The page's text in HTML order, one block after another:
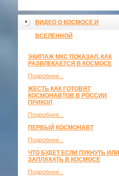
ВИДЕО О КОСМОСЕ И
ВСЕЛЕННОЙ
ЭКИПАЖ МКС ПОКАЗАЛ, КАК
РАЗВЛЕКАЕТСЯ В КОСМОСЕ
Подробнее...
ЖЕСТЬ КАК ГОТОВЯТ
КОСМОНАВТОВ В РОССИИ
ПРИКОЛ
Подробнее...
ПЕРВЫЙ КОСМОНАВТ
Подробнее...
ЧТО БУДЕТ ЕСЛИ ПУКНУТЬ ИЛИ
ЗАПЛАКАТЬ В КОСМОСЕ
Подробнее...